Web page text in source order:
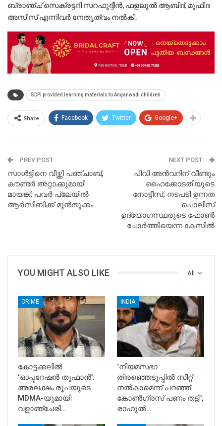
ബ്രാഞ്ച് സെക്രട്ടറി സറഫുദ്ദീൻ, ഫളലുൽ ആബിദ്, മുഫീദ
അസീസ് എന്നിവർ നേതൃത്വം നൽകി.
SDPI provided learning materials to Anganwadi children
Share Facebook Twitter Google+
PREV POST
സാള്‍ട്ടിനെ വീഴ്ത്തി പഞ്ചാബ്,
കൗണ്ടര്‍ അറ്റാക്കുമായി
മായങ്ക്; പവര്‍ പ്ലേയില്‍
ആര്‍സിബിക്ക് മുൻതൂക്കം
NEXT POST
പിവി അന്‍വറിന് വീണ്ടും
ഹൈക്കോടതിയുടെ
നോട്ടീസ്; നടപടി ഉന്നത
പൊലീസ്
ഉദ്യോഗസ്ഥരുടെ ഫോണ്‍
ചോര്‍ത്തിയെന്ന കേസില്‍
All
YOU MIGHT ALSO LIKE
CRIME
കോട്ടക്കലിൽ
‘ഓപ്പറേഷൻ തൂഫാൻ’:
അരലക്ഷം രൂപയുടെ
MDMA-യുമായി
വളാഞ്ചേരി…
INDIA
‘നിയമസഭാ
തിരഞ്ഞെടുപ്പിൽ സീറ്റ്
നൽകാമെന്ന് പറഞ്ഞ്
കോൺഗ്രസ് പണം തട്ടി’;
രാഹുൽ…